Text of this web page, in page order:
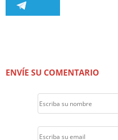
ENVÍE SU COMENTARIO